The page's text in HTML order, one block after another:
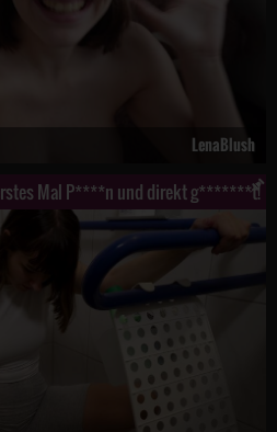
LenaBlush
Mal P****n und direkt g*******t!